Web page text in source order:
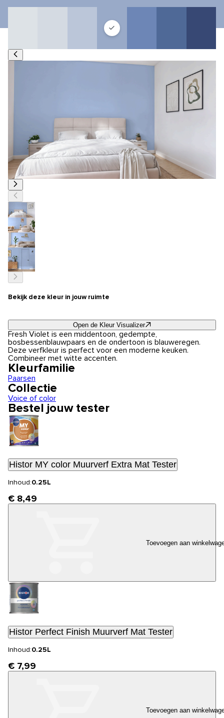
Bekijk deze kleur in jouw ruimte
Open de Kleur Visualizer
Fresh Violet is een middentoon, gedempte,
bosbessenblauwpaars en de ondertoon is blauweregen.
Deze verfkleur is perfect voor een moderne keuken.
Combineer met witte accenten.
Kleurfamilie
Paarsen
Collectie
Voice of color
Bestel jouw tester
Histor MY color Muurverf Extra Mat Tester
Inhoud:0.25L
€ 8,49
Toevoegen aan
Histor Perfect Finish Muurverf Mat Tester
Inhoud:0.25L
€ 7,99
Toevoegen aan